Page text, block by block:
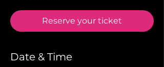
Reserve your ticket
Date & Time